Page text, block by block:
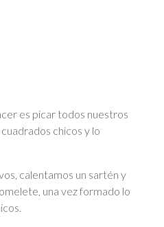
es picar todos nuestros
chicos y lo
calentamos un sartén y
una vez formado lo